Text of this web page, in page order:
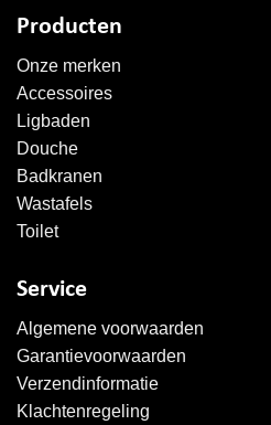
Producten
Onze merken
Accessoires
Ligbaden
Douche
Badkranen
Wastafels
Toilet
Service
Algemene voorwaarden
Garantievoorwaarden
Verzendinformatie
Klachtenregeling